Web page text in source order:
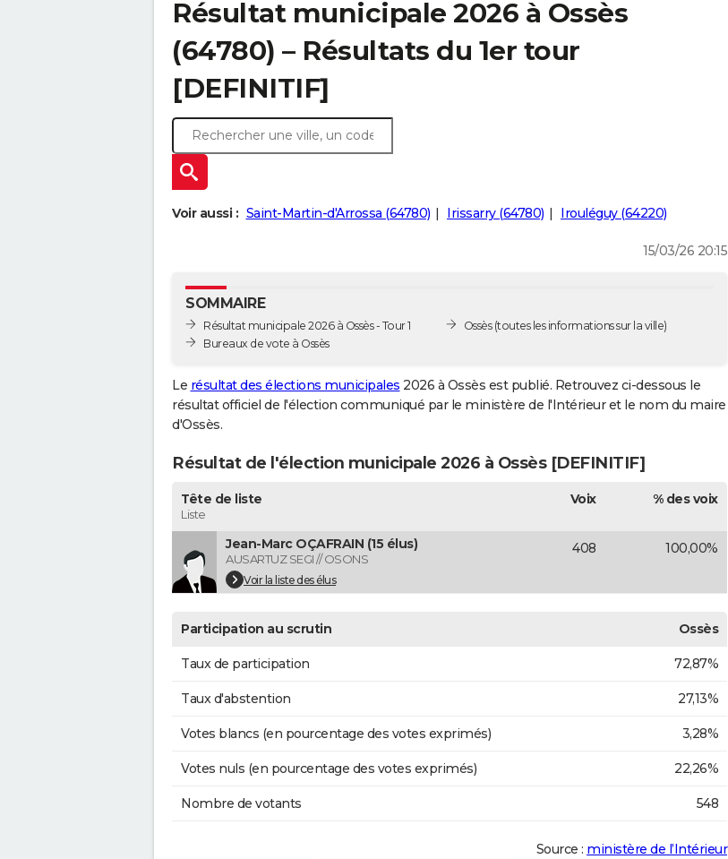
Résultat municipale 2026 à Ossès
(64780) – Résultats du 1er tour
[DEFINITIF]
Voir aussi : Saint-Martin-d'Arrossa (64780) Irissarry (64780) Irouléguy (64220)
15/03/26 20:15
SOMMAIRE
Résultat municipale 2026 à Ossès - Tour 1
Bureaux de vote à Ossès
Ossès(toutes les informations sur la ville)
Le résultat des élections municipales 2026 à Ossès est publié. Retrouvez ci-dessous le
résultat officiel de l'élection communiqué par le ministère de l'Intérieur et le nom du maire
d'Ossès.
Résultat de l'élection municipale 2026 à Ossès [DEFINITIF]
Tête de liste
Liste
Voix % des voix
Jean-Marc OÇAFRAIN (15 élus)
AUSARTUZ SEGI // OSONS
Voir la liste des élus
408 100,00%
Participation au scrutin Ossès
Taux de participation 72,87%
Taux d'abstention 27,13%
Votes blancs (en pourcentage des votes exprimés) 3,28%
Votes nuls (en pourcentage des votes exprimés) 22,26%
Nombre de votants 548
Source : ministère de l’Intérieur